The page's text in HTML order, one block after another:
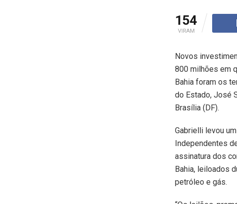
154
VIRAM
Novos
800 milhões em
Bahia foram os
do Estado, José
Brasília (DF).
Gabrielli levou
Independentes
assinatura dos
Bahia, leiloados
petróleo e gás.